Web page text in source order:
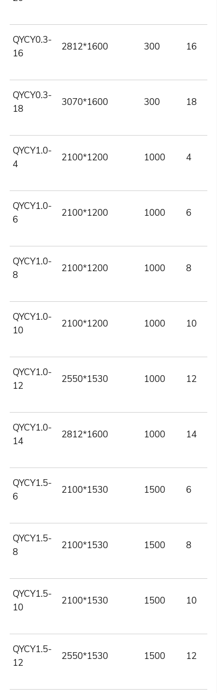
QYCY0.3-
16
2812*1600 300 16
QYCY0.3-
18
3070*1600 300 18
QYCY1.0-
4
2100*1200 1000 4
QYCY1.0-
6
2100*1200 1000 6
QYCY1.0-
8
2100*1200 1000 8
QYCY1.0-
10
2100*1200 1000 10
QYCY1.0-
12
2550*1530 1000 12
QYCY1.0-
14
2812*1600 1000 14
QYCY1.5-
6
2100*1530 1500 6
QYCY1.5-
8
2100*1530 1500 8
QYCY1.5-
10
2100*1530 1500 10
QYCY1.5-
12
2550*1530 1500 12